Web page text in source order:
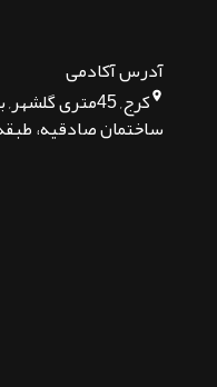
آدرس آکادمی
کرج, 45متری
ساختمان صادقیه،